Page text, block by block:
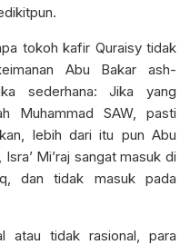
tokoh kafir Quraisy tidak
Abu Bakar ash-
sederhana: Jika yang
Muhammad SAW, pasti
lebih dari itu pun Abu
Mi’raj sangat masuk di
dan tidak masuk pada
atau tidak rasional, para